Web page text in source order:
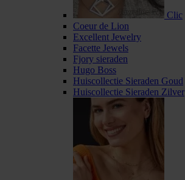
Clic
Coeur de Lion
Excellent Jewelry
Facette Jewels
Fjory sieraden
Hugo Boss
Huiscollectie Sieraden Goud
Huiscollectie Sieraden Zilver